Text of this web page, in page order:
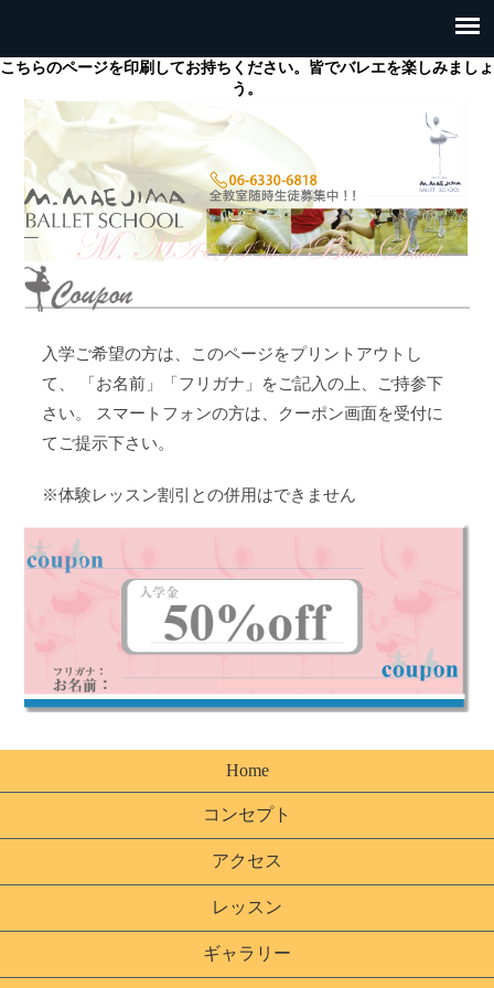
こちらのページを印刷してお持ちください。皆でバレエを楽しみましょ
う。
入学ご希望の方は、このページをプリントアウトし
て、 「お名前」「フリガナ」をご記入の上、ご持参下
さい。 スマートフォンの方は、クーポン画面を受付に
てご提示下さい。
※体験レッスン割引との併用はできません
Home
コンセプト
アクセス
レッスン
ギャラリー